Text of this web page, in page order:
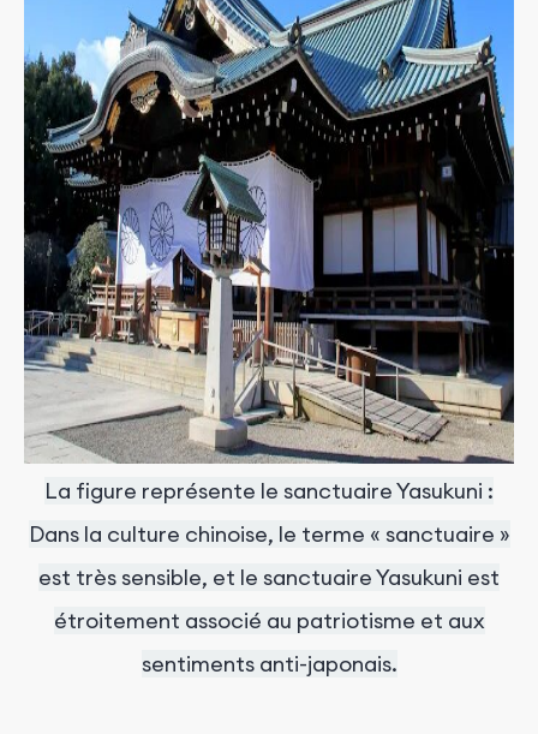
La figure représente le sanctuaire Yasukuni :
Dans la culture chinoise, le terme « sanctuaire »
est très sensible, et le sanctuaire Yasukuni est
étroitement associé au patriotisme et aux
sentiments anti-japonais.